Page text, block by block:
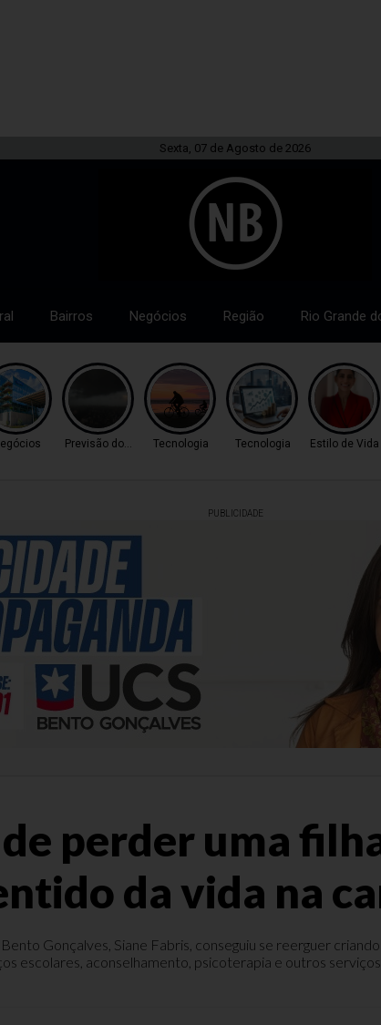
Sexta, 07 de Agosto de 2026
Bairros Negócios Região Rio Grande
Previsão do TempoTecnologia Tecnologia Estilo de Vida
PUBLICIDADE
perder uma
da vida na
Gonçalves, Siane Fabris, conseguiu se reerguer
escolares, aconselhamento, psicoterapia e outros